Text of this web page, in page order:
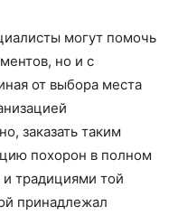
могут помочь
но и с
от выбора места
заказать таким
похорон в полном
и традициями той
принадлежал